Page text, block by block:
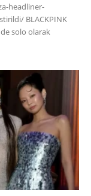
headliner-
BLACKPINK
solo olarak